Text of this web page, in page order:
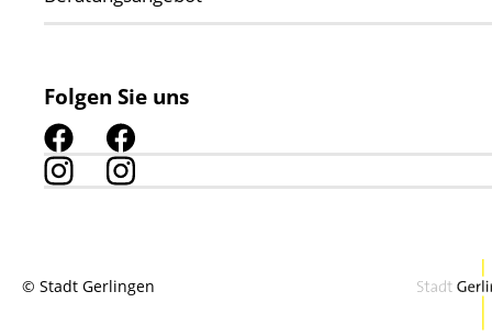
Folgen Sie uns
© Stadt Gerlingen